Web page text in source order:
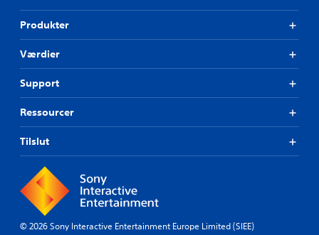
Produkter
Værdier
Support
Ressourcer
Tilslut
© 2026 Sony Interactive Entertainment Europe Limited (SIEE)